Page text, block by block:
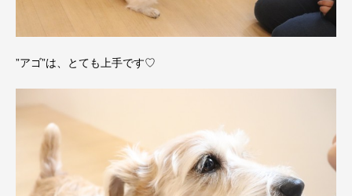
”アゴ”は、とても上手です♡